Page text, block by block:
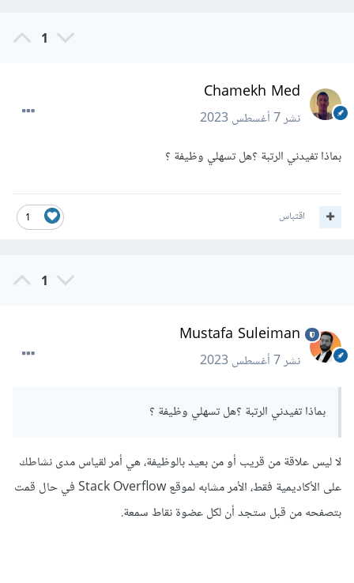
1
Chamekh Med
نشر7 أغسطس 2023
بماذا تفيدني الرتبة ؟هل تسهلي وظيفة ؟
1 اقتباس
1
Mustafa Suleiman
نشر7 أغسطس 2023
بماذا تفيدني الرتبة ؟هل تسهلي وظيفة ؟
لا ليس علاقة من قريب أو من بعيد بالوظيفة، هي أمر لقياس مدى نشاطك
على الأكاديمية فقط، الأمر مشابه لموقع Stack Overflow في حال قمت
بتصفحه من قبل ستجد أن لكل عضوة نقاط سمعة.